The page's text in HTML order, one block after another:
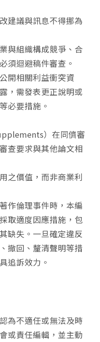
建議與訊息不得挪為
與組織構成競爭、合
須迴避稿件審查。
開相關利益衝突資
，需發表更正說明或
必要措施。
）在同儕審
查要求與其他論文相
之價值，而非商業利
作倫理事件時，本編
取適度因應措施，包
缺失。一旦確定違反
撤回、釐清聲明等措
追訴效力。
為不適任或無法及時
或責任編輯，並主動